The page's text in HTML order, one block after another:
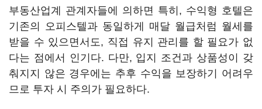
부동산업계 관계자들에 의하면 특히, 수익형 호텔은
기존의 오피스텔과 동일하게 매달 월급처럼 월세를
받을 수 있으면서도, 직접 유지 관리를 할 필요가 없
다는 점에서 인기다. 다만, 입지 조건과 상품성이 갖
춰지지 않은 경우에는 추후 수익을 보장하기 어려우
므로 투자 시 주의가 필요하다.